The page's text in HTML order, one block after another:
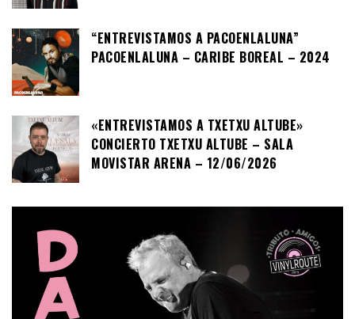
“ENTREVISTAMOS A PACOENLALUNA”
PACOENLALUNA – CARIBE BOREAL – 2024
«ENTREVISTAMOS A TXETXU ALTUBE»
CONCIERTO TXETXU ALTUBE – SALA
MOVISTAR ARENA – 12/06/2026